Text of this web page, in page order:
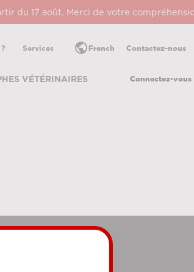
du 17 août. Merci de votre
Services Contactez-nous
public French
VÉTÉRINAIRES Connectez-vous